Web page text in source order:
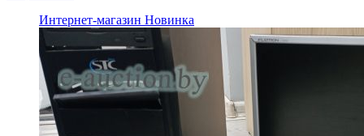
Интернет-магазин Новинка